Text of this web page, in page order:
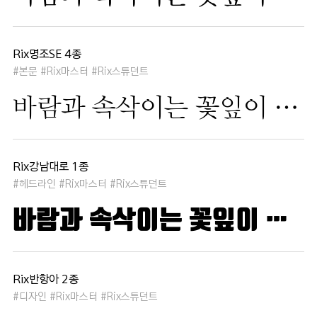
Rix명조SE 4종
#본문 #Rix마스터 #Rix스튜던트
바람과 속삭이는 꽃잎이 춤추듯 하늘을 날아 새처럼 꿈은 자유롭고 별빛처럼 빛나 새벽의 고요함 속에서 겨울 눈처럼 순수한 열정은 봄을 부른다
Rix강남대로 1종
#헤드라인 #Rix마스터 #Rix스튜던트
바람과 속삭이는 꽃잎이 춤추듯 하늘을 날아 새처럼 꿈은 자유롭고 별빛처럼 빛나 새벽의 고요함 속에서 겨울 눈처럼 순수한 열정은 봄을 부른다
Rix반항아 2종
#디자인 #Rix마스터 #Rix스튜던트